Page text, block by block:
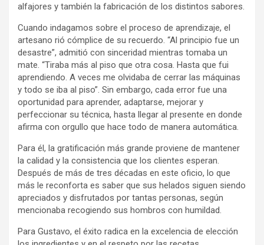
alfajores y también la fabricación de los distintos sabores.
Cuando indagamos sobre el proceso de aprendizaje, el
artesano rió cómplice de su recuerdo. “Al principio fue un
desastre”, admitió con sinceridad mientras tomaba un
mate. “Tiraba más al piso que otra cosa. Hasta que fui
aprendiendo. A veces me olvidaba de cerrar las máquinas
y todo se iba al piso”. Sin embargo, cada error fue una
oportunidad para aprender, adaptarse, mejorar y
perfeccionar su técnica, hasta llegar al presente en donde
afirma con orgullo que hace todo de manera automática.
Para él, la gratificación más grande proviene de mantener
la calidad y la consistencia que los clientes esperan.
Después de más de tres décadas en este oficio, lo que
más le reconforta es saber que sus helados siguen siendo
apreciados y disfrutados por tantas personas, según
mencionaba recogiendo sus hombros con humildad.
Para Gustavo, el éxito radica en la excelencia de elección